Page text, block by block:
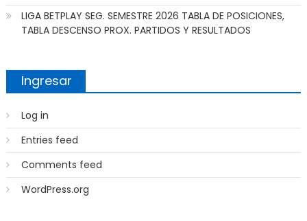
LIGA BETPLAY SEG. SEMESTRE 2026 TABLA DE POSICIONES,
TABLA DESCENSO PROX. PARTIDOS Y RESULTADOS
Ingresar
Log in
Entries feed
Comments feed
WordPress.org